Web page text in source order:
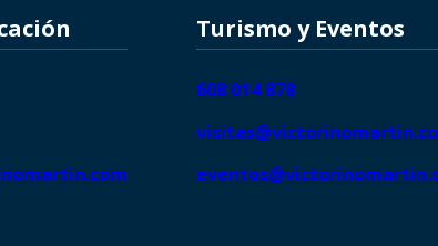
Turismo y Eventos
608 014 878